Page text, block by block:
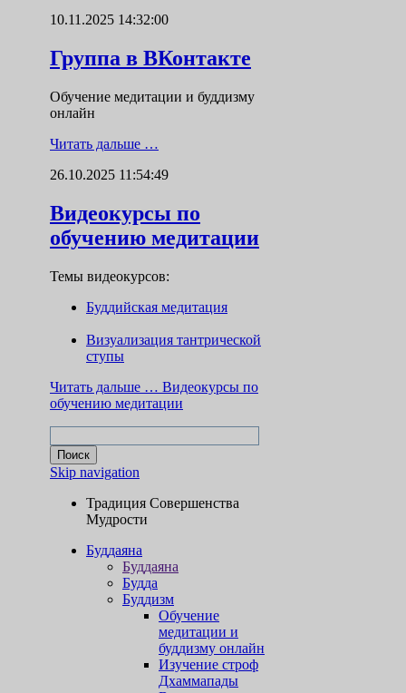
10.11.2025 14:32:00
Группа в ВКонтакте
Обучение медитации и буддизму
онлайн
Читать дальше …
26.10.2025 11:54:49
Видеокурсы по
обучению медитации
Темы видеокурсов:
Буддийская медитация
Визуализация тантрической
ступы
Читать дальше … Видеокурсы по
обучению медитации
Skip navigation
Традиция Совершенства
Мудрости
Буддаяна
Буддаяна
Будда
Буддизм
Обучение
медитации и
буддизму онлайн
Изучение строф
Дхаммапады